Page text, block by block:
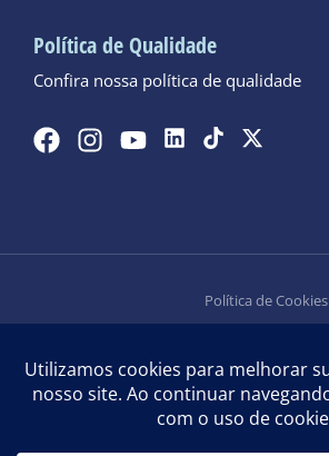
Política de Qualidade
Confira nossa política de qualidade
Política de Cookies